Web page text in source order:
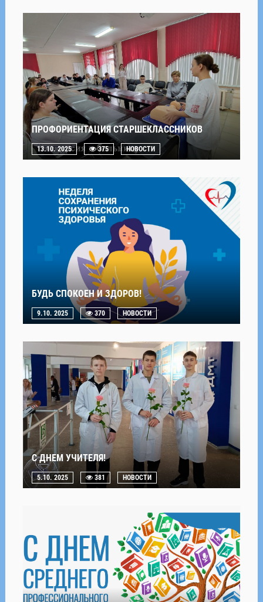
ПРОФОРИЕНТАЦИЯ СТАРШЕКЛАССНИКОВ
13.10. 2025 375 НОВОСТИ
БУДЬ СПОКОЕН И ЗДОРОВ!
9.10. 2025 370 НОВОСТИ
С ДНЕМ УЧИТЕЛЯ!
5.10. 2025 381 НОВОСТИ